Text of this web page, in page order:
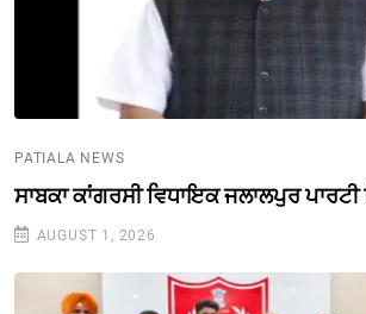
PATIALA NEWS
ਸਾਬਕਾ ਕਾਂਗਰਸੀ ਵਿਧਾਇਕ ਜਲਾਲਪੁਰ
AUGUST 1, 2026